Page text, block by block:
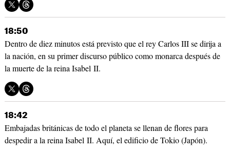
18:50
Dentro de diez minutos está previsto que el rey Carlos III se dirija a
la nación, en su primer discurso público como monarca después de
la muerte de la reina Isabel II.
18:42
Embajadas británicas de todo el planeta se llenan de flores para
despedir a la reina Isabel II. Aquí, el edificio de Tokio (Japón).